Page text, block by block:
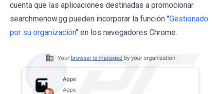
cuenta que las aplicaciones destinadas a promocionar
searchmenow.gg pueden incorporar la función "Gestionado
por su organización" en los navegadores Chrome.